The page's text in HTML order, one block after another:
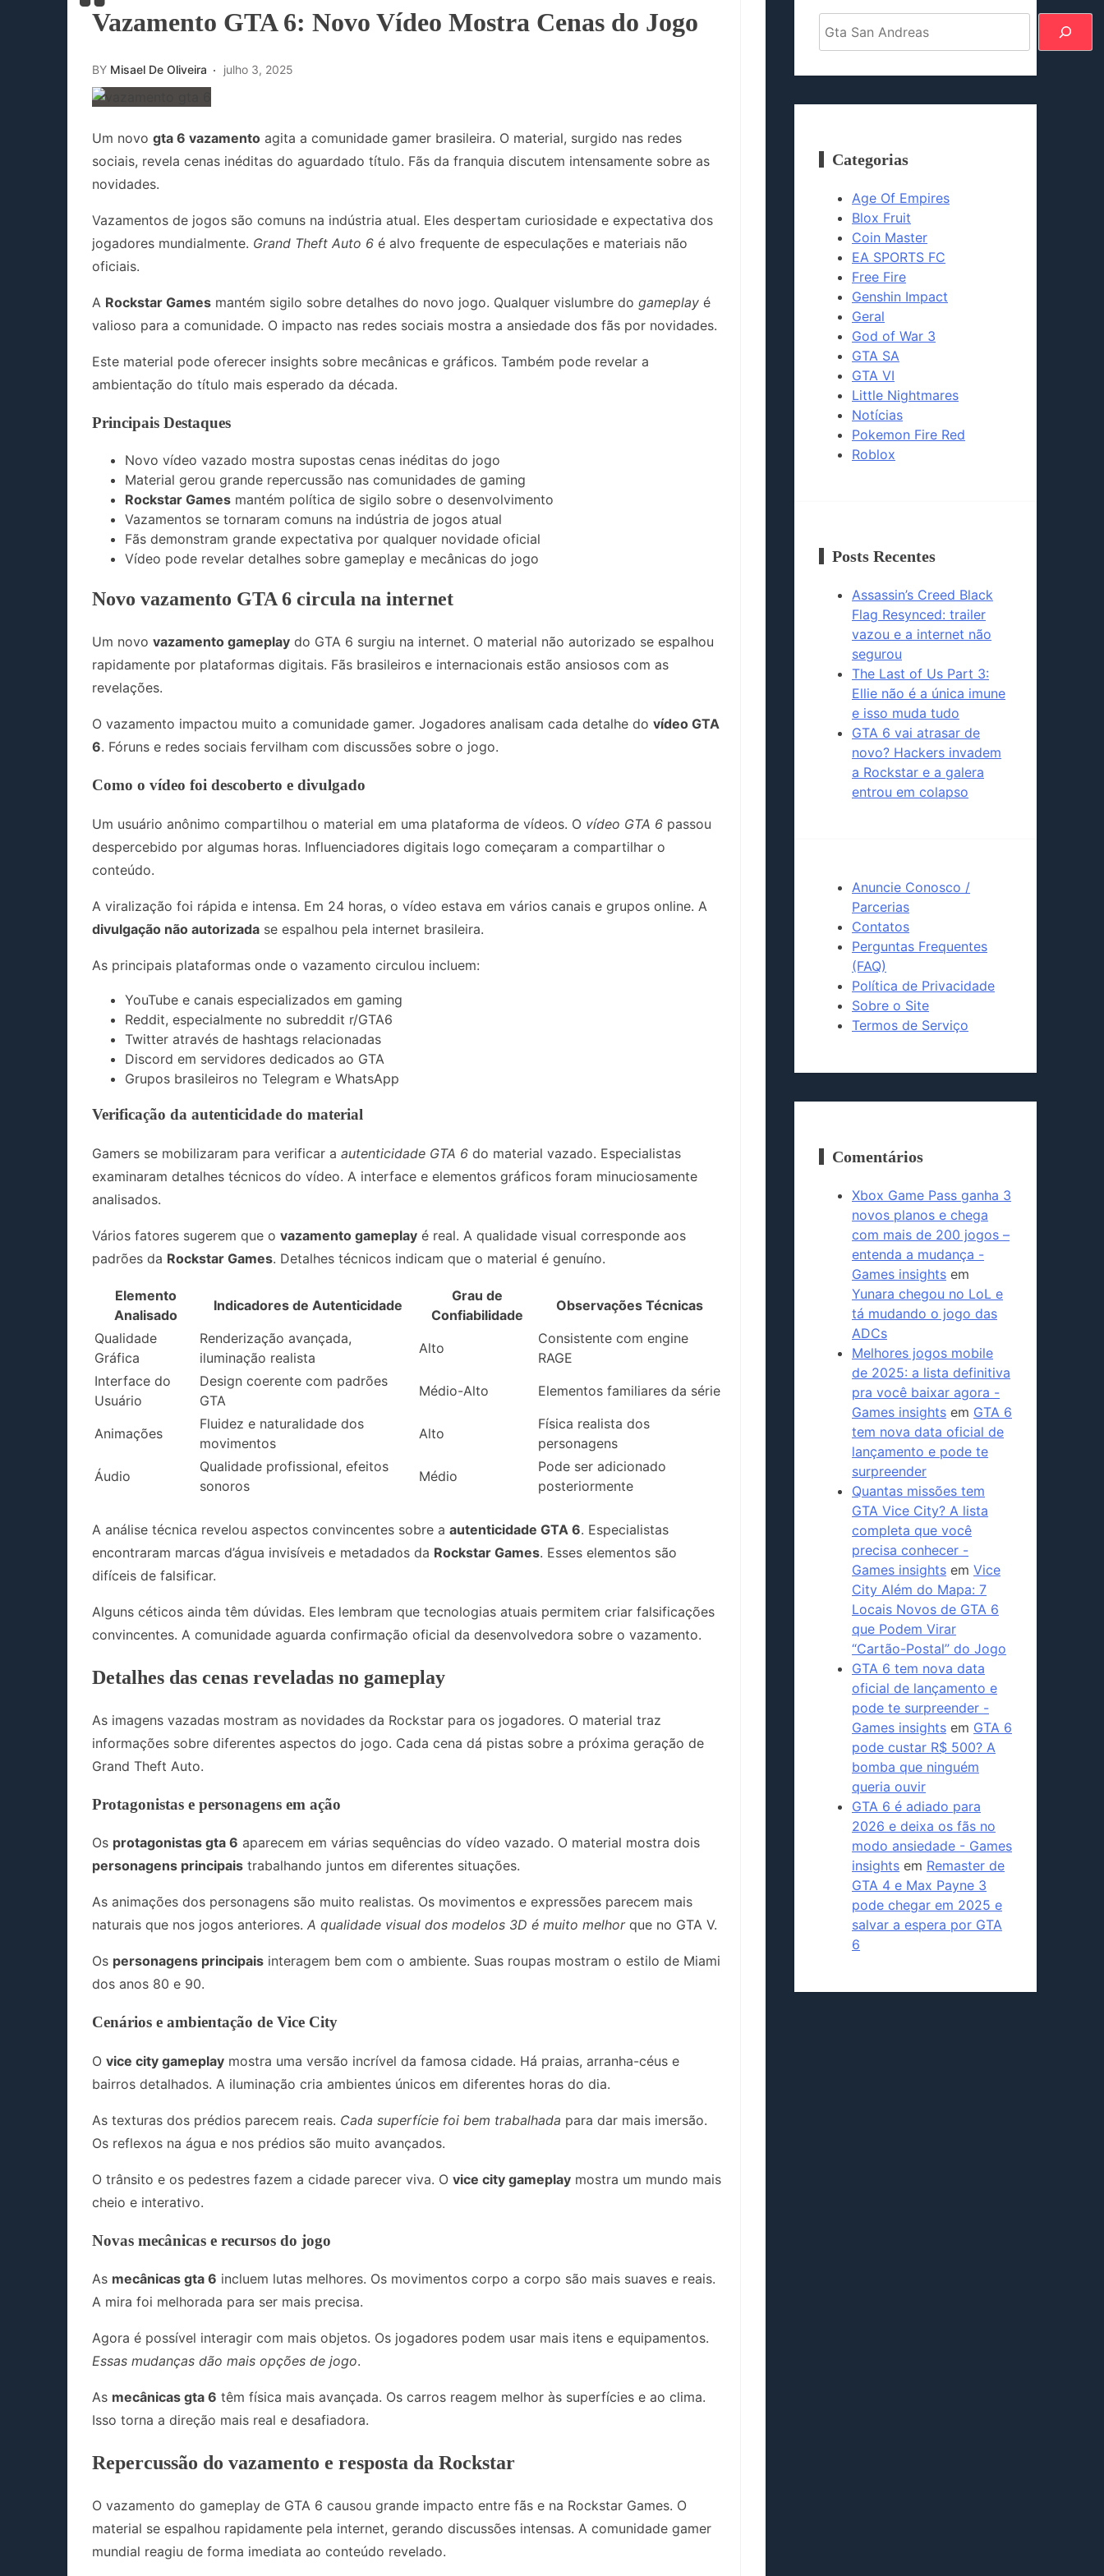
Vazamento GTA 6: Novo Vídeo Mostra Cenas do Jogo
BY Misael De Oliveira julho 3, 2025
Um novo gta 6 vazamento agita a comunidade gamer brasileira. O material, surgido nas redes
sociais, revela cenas inéditas do aguardado título. Fãs da franquia discutem intensamente sobre as
novidades.
Vazamentos de jogos são comuns na indústria atual. Eles despertam curiosidade e expectativa dos
jogadores mundialmente. Grand Theft Auto 6 é alvo frequente de especulações e materiais não
oficiais.
A Rockstar Games mantém sigilo sobre detalhes do novo jogo. Qualquer vislumbre do gameplay é
valioso para a comunidade. O impacto nas redes sociais mostra a ansiedade dos fãs por novidades.
Este material pode oferecer insights sobre mecânicas e gráficos. Também pode revelar a
ambientação do título mais esperado da década.
Principais Destaques
Novo vídeo vazado mostra supostas cenas inéditas do jogo
Material gerou grande repercussão nas comunidades de gaming
Rockstar Games mantém política de sigilo sobre o desenvolvimento
Vazamentos se tornaram comuns na indústria de jogos atual
Fãs demonstram grande expectativa por qualquer novidade oficial
Vídeo pode revelar detalhes sobre gameplay e mecânicas do jogo
Novo vazamento GTA 6 circula na internet
Um novo vazamento gameplay do GTA 6 surgiu na internet. O material não autorizado se espalhou
rapidamente por plataformas digitais. Fãs brasileiros e internacionais estão ansiosos com as
revelações.
O vazamento impactou muito a comunidade gamer. Jogadores analisam cada detalhe do vídeo GTA
6. Fóruns e redes sociais fervilham com discussões sobre o jogo.
Como o vídeo foi descoberto e divulgado
Um usuário anônimo compartilhou o material em uma plataforma de vídeos. O vídeo GTA 6 passou
despercebido por algumas horas. Influenciadores digitais logo começaram a compartilhar o
conteúdo.
A viralização foi rápida e intensa. Em 24 horas, o vídeo estava em vários canais e grupos online. A
divulgação não autorizada se espalhou pela internet brasileira.
As principais plataformas onde o vazamento circulou incluem:
YouTube e canais especializados em gaming
Reddit, especialmente no subreddit r/GTA6
Twitter através de hashtags relacionadas
Discord em servidores dedicados ao GTA
Grupos brasileiros no Telegram e WhatsApp
Verificação da autenticidade do material
Gamers se mobilizaram para verificar a autenticidade GTA 6 do material vazado. Especialistas
examinaram detalhes técnicos do vídeo. A interface e elementos gráficos foram minuciosamente
analisados.
Vários fatores sugerem que o vazamento gameplay é real. A qualidade visual corresponde aos
padrões da Rockstar Games. Detalhes técnicos indicam que o material é genuíno.
Elemento
Analisado
Indicadores de Autenticidade
Grau de
Confiabilidade
Observações Técnicas
Qualidade
Gráfica
Renderização avançada,
iluminação realista
Alto
Consistente com engine
RAGE
Interface do
Usuário
Design coerente com padrões
GTA
Médio-Alto Elementos familiares da série
Animações
Fluidez e naturalidade dos
movimentos
Alto
Física realista dos
personagens
Áudio
Qualidade profissional, efeitos
sonoros
Médio
Pode ser adicionado
posteriormente
A análise técnica revelou aspectos convincentes sobre a autenticidade GTA 6. Especialistas
encontraram marcas d’água invisíveis e metadados da Rockstar Games. Esses elementos são
difíceis de falsificar.
Alguns céticos ainda têm dúvidas. Eles lembram que tecnologias atuais permitem criar falsificações
convincentes. A comunidade aguarda confirmação oficial da desenvolvedora sobre o vazamento.
Detalhes das cenas reveladas no gameplay
As imagens vazadas mostram as novidades da Rockstar para os jogadores. O material traz
informações sobre diferentes aspectos do jogo. Cada cena dá pistas sobre a próxima geração de
Grand Theft Auto.
Protagonistas e personagens em ação
Os protagonistas gta 6 aparecem em várias sequências do vídeo vazado. O material mostra dois
personagens principais trabalhando juntos em diferentes situações.
As animações dos personagens são muito realistas. Os movimentos e expressões parecem mais
naturais que nos jogos anteriores. A qualidade visual dos modelos 3D é muito melhorque no GTA V.
Os personagens principais interagem bem com o ambiente. Suas roupas mostram o estilo de Miami
dos anos 80 e 90.
Cenários e ambientação de Vice City
O vice city gameplay mostra uma versão incrível da famosa cidade. Há praias, arranha-céus e
bairros detalhados. A iluminação cria ambientes únicos em diferentes horas do dia.
As texturas dos prédios parecem reais. Cada superfície foi bem trabalhada para dar mais imersão.
Os reflexos na água e nos prédios são muito avançados.
O trânsito e os pedestres fazem a cidade parecer viva. O vice city gameplay mostra um mundo mais
cheio e interativo.
Novas mecânicas e recursos do jogo
As mecânicas gta 6 incluem lutas melhores. Os movimentos corpo a corpo são mais suaves e reais.
A mira foi melhorada para ser mais precisa.
Agora é possível interagir com mais objetos. Os jogadores podem usar mais itens e equipamentos.
Essas mudanças dão mais opções de jogo.
As mecânicas gta 6 têm física mais avançada. Os carros reagem melhor às superfícies e ao clima.
Isso torna a direção mais real e desafiadora.
Repercussão do vazamento e resposta da Rockstar
O vazamento do gameplay de GTA 6 causou grande impacto entre fãs e na Rockstar Games. O
material se espalhou rapidamente pela internet, gerando discussões intensas. A comunidade gamer
mundial reagiu de forma imediata ao conteúdo revelado.
Categorias
Age Of Empires
Blox Fruit
Coin Master
EA SPORTS FC
Free Fire
Genshin Impact
Geral
God of War 3
GTA SA
GTA VI
Little Nightmares
Notícias
Pokemon Fire Red
Roblox
Posts Recentes
Assassin’s Creed Black
Flag Resynced: trailer
vazou e a internet não
segurou
The Last of Us Part 3:
Ellie não é a única imune
e isso muda tudo
GTA 6 vai atrasar de
novo? Hackers invadem
a Rockstar e a galera
entrou em colapso
Anuncie Conosco /
Parcerias
Contatos
Perguntas Frequentes
(FAQ)
Política de Privacidade
Sobre o Site
Termos de Serviço
Comentários
Xbox Game Pass ganha 3
novos planos e chega
com mais de 200 jogos –
entenda a mudança -
Games insights em
Yunara chegou no LoL e
tá mudando o jogo das
ADCs
Melhores jogos mobile
de 2025: a lista definitiva
pra você baixar agora -
Games insights em GTA 6
tem nova data oficial de
lançamento e pode te
surpreender
Quantas missões tem
GTA Vice City? A lista
completa que você
precisa conhecer -
Games insights em Vice
City Além do Mapa: 7
Locais Novos de GTA 6
que Podem Virar
“Cartão-Postal” do Jogo
GTA 6 tem nova data
oficial de lançamento e
pode te surpreender -
Games insights em GTA 6
pode custar R$ 500? A
bomba que ninguém
queria ouvir
GTA 6 é adiado para
2026 e deixa os fãs no
modo ansiedade - Games
insights em Remaster de
GTA 4 e Max Payne 3
pode chegar em 2025 e
salvar a espera por GTA
6